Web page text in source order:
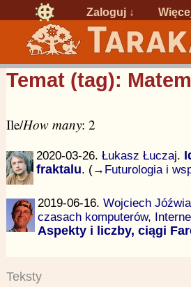
Zaloguj ↓
Temat (tag):
Ile/How many: 2
2020-03-26. Łukasz Łuczaj.
fraktalu. (→ Futurologia i
2019-06-16. Wojciech
czasach komputerów,
Aspekty i liczby, ciągi
Teksty